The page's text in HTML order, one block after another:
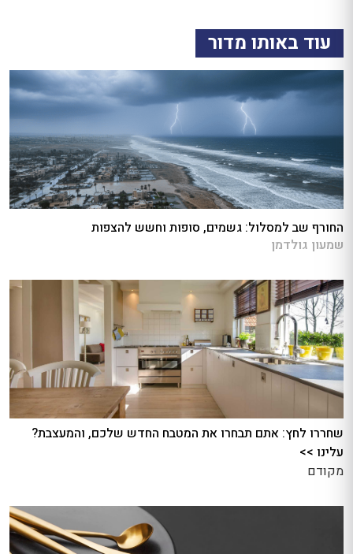
עוד באותו מדור
החורף שב למסלול: גשמים, סופות וחשש להצפות
שמעון גולדמן
שחררו לחץ: אתם תבחרו את המטבח החדש שלכם, והמעצבת?
עלינו >>
מקודם